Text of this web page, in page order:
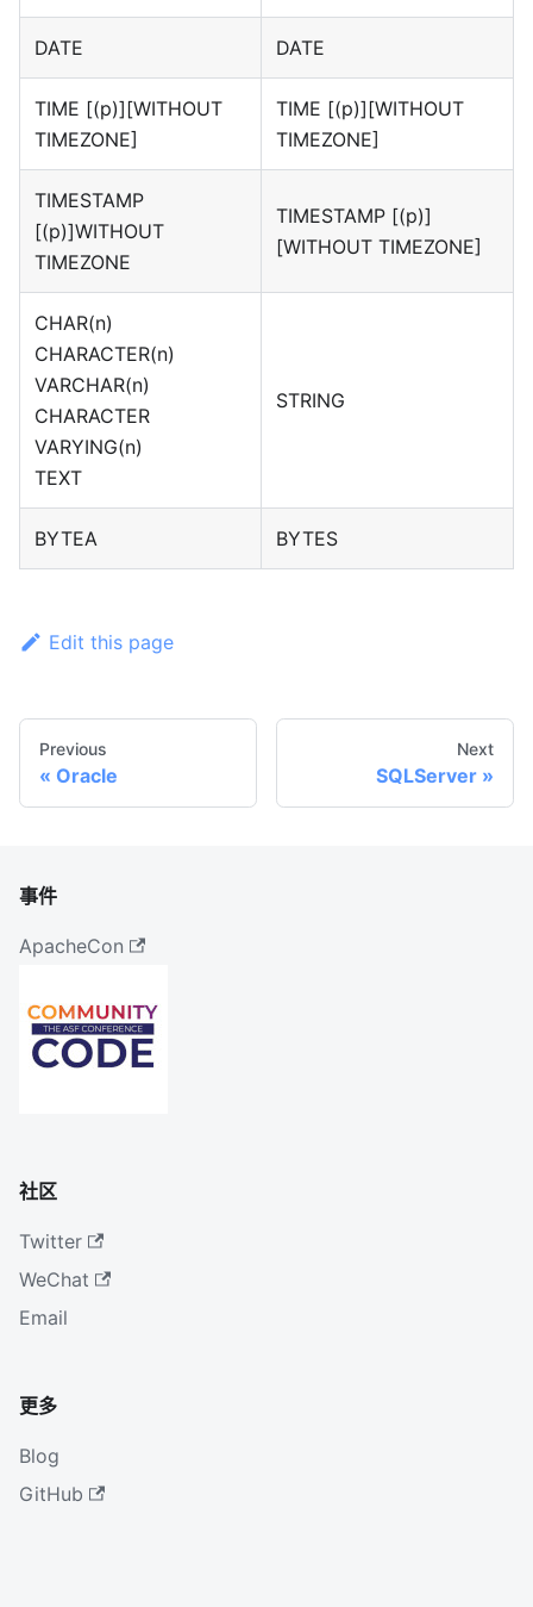
DATE DATE
TIME [(p)][WITHOUT
TIMEZONE]
TIME [(p)][WITHOUT
TIMEZONE]
TIMESTAMP
[(p)]WITHOUT
TIMEZONE
TIMESTAMP [(p)]
[WITHOUT TIMEZONE]
CHAR(n)
CHARACTER(n)
VARCHAR(n)
CHARACTER
VARYING(n)
TEXT
STRING
BYTEA BYTES
Edit this page
Previous
Oracle
Next
SQLServer
事件
ApacheCon
社区
Twitter
WeChat
Email
更多
Blog
GitHub